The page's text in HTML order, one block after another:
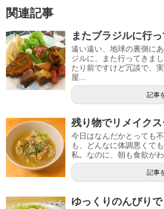
関連記事
またブラジルに行
遠い遠い、地球の裏側に
ジルに、また行ってきま
たり前ですけど冗談で、
屋...
記事
残り物でリメイク
今日はなんだかとっても
も、どんなに体調悪くて
私。なのに、朝も食欲が
記事
ゆっくりのんびり